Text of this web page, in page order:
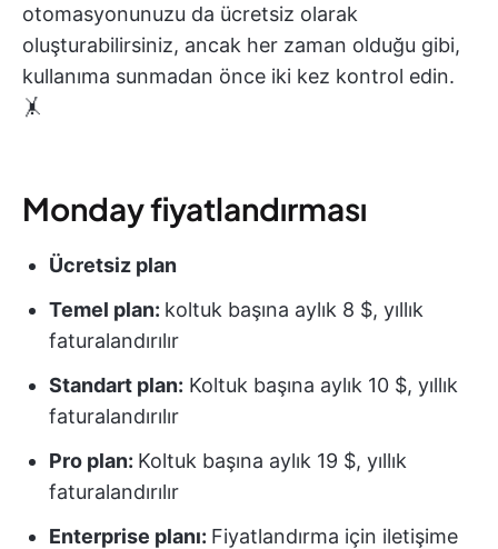
otomasyonunuzu da ücretsiz olarak
oluşturabilirsiniz, ancak her zaman olduğu gibi,
kullanıma sunmadan önce iki kez kontrol edin.
🤸
Monday fiyatlandırması
Ücretsiz plan
Temel plan: koltuk başına aylık 8 $, yıllık
faturalandırılır
Standart plan: Koltuk başına aylık 10 $, yıllık
faturalandırılır
Pro plan: Koltuk başına aylık 19 $, yıllık
faturalandırılır
Enterprise planı: Fiyatlandırma için iletişime